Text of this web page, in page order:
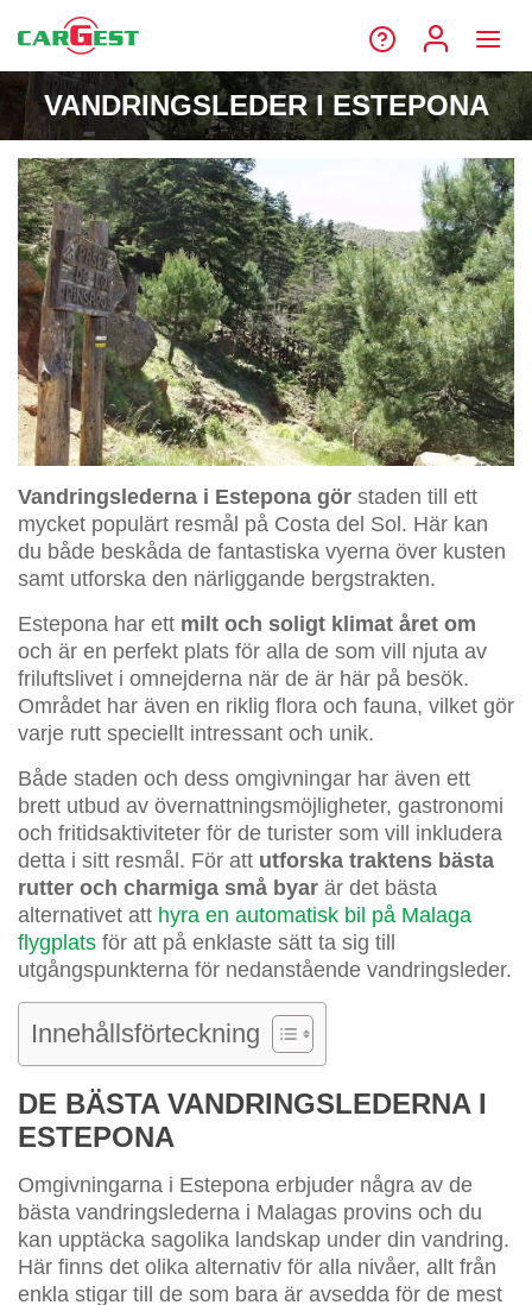
VANDRINGSLEDER I ESTEPONA
Vandringslederna i Estepona gör staden till ett
mycket populärt resmål på Costa del Sol. Här kan
du både beskåda de fantastiska vyerna över kusten
samt utforska den närliggande bergstrakten.
Estepona har ett milt och soligt klimat året om
och är en perfekt plats för alla de som vill njuta av
friluftslivet i omnejderna när de är här på besök.
Området har även en riklig flora och fauna, vilket gör
varje rutt speciellt intressant och unik.
Både staden och dess omgivningar har även ett
brett utbud av övernattningsmöjligheter, gastronomi
och fritidsaktiviteter för de turister som vill inkludera
detta i sitt resmål. För att utforska traktens bästa
rutter och charmiga små byar är det bästa
alternativet att hyra en automatisk bil på Malaga
flygplats för att på enklaste sätt ta sig till
utgångspunkterna för nedanstående vandringsleder.
Innehållsförteckning
DE BÄSTA VANDRINGSLEDERNA I
ESTEPONA
Omgivningarna i Estepona erbjuder några av de
bästa vandringslederna i Malagas provins och du
kan upptäcka sagolika landskap under din vandring.
Här finns det olika alternativ för alla nivåer, allt från
enkla stigar till de som bara är avsedda för de mest